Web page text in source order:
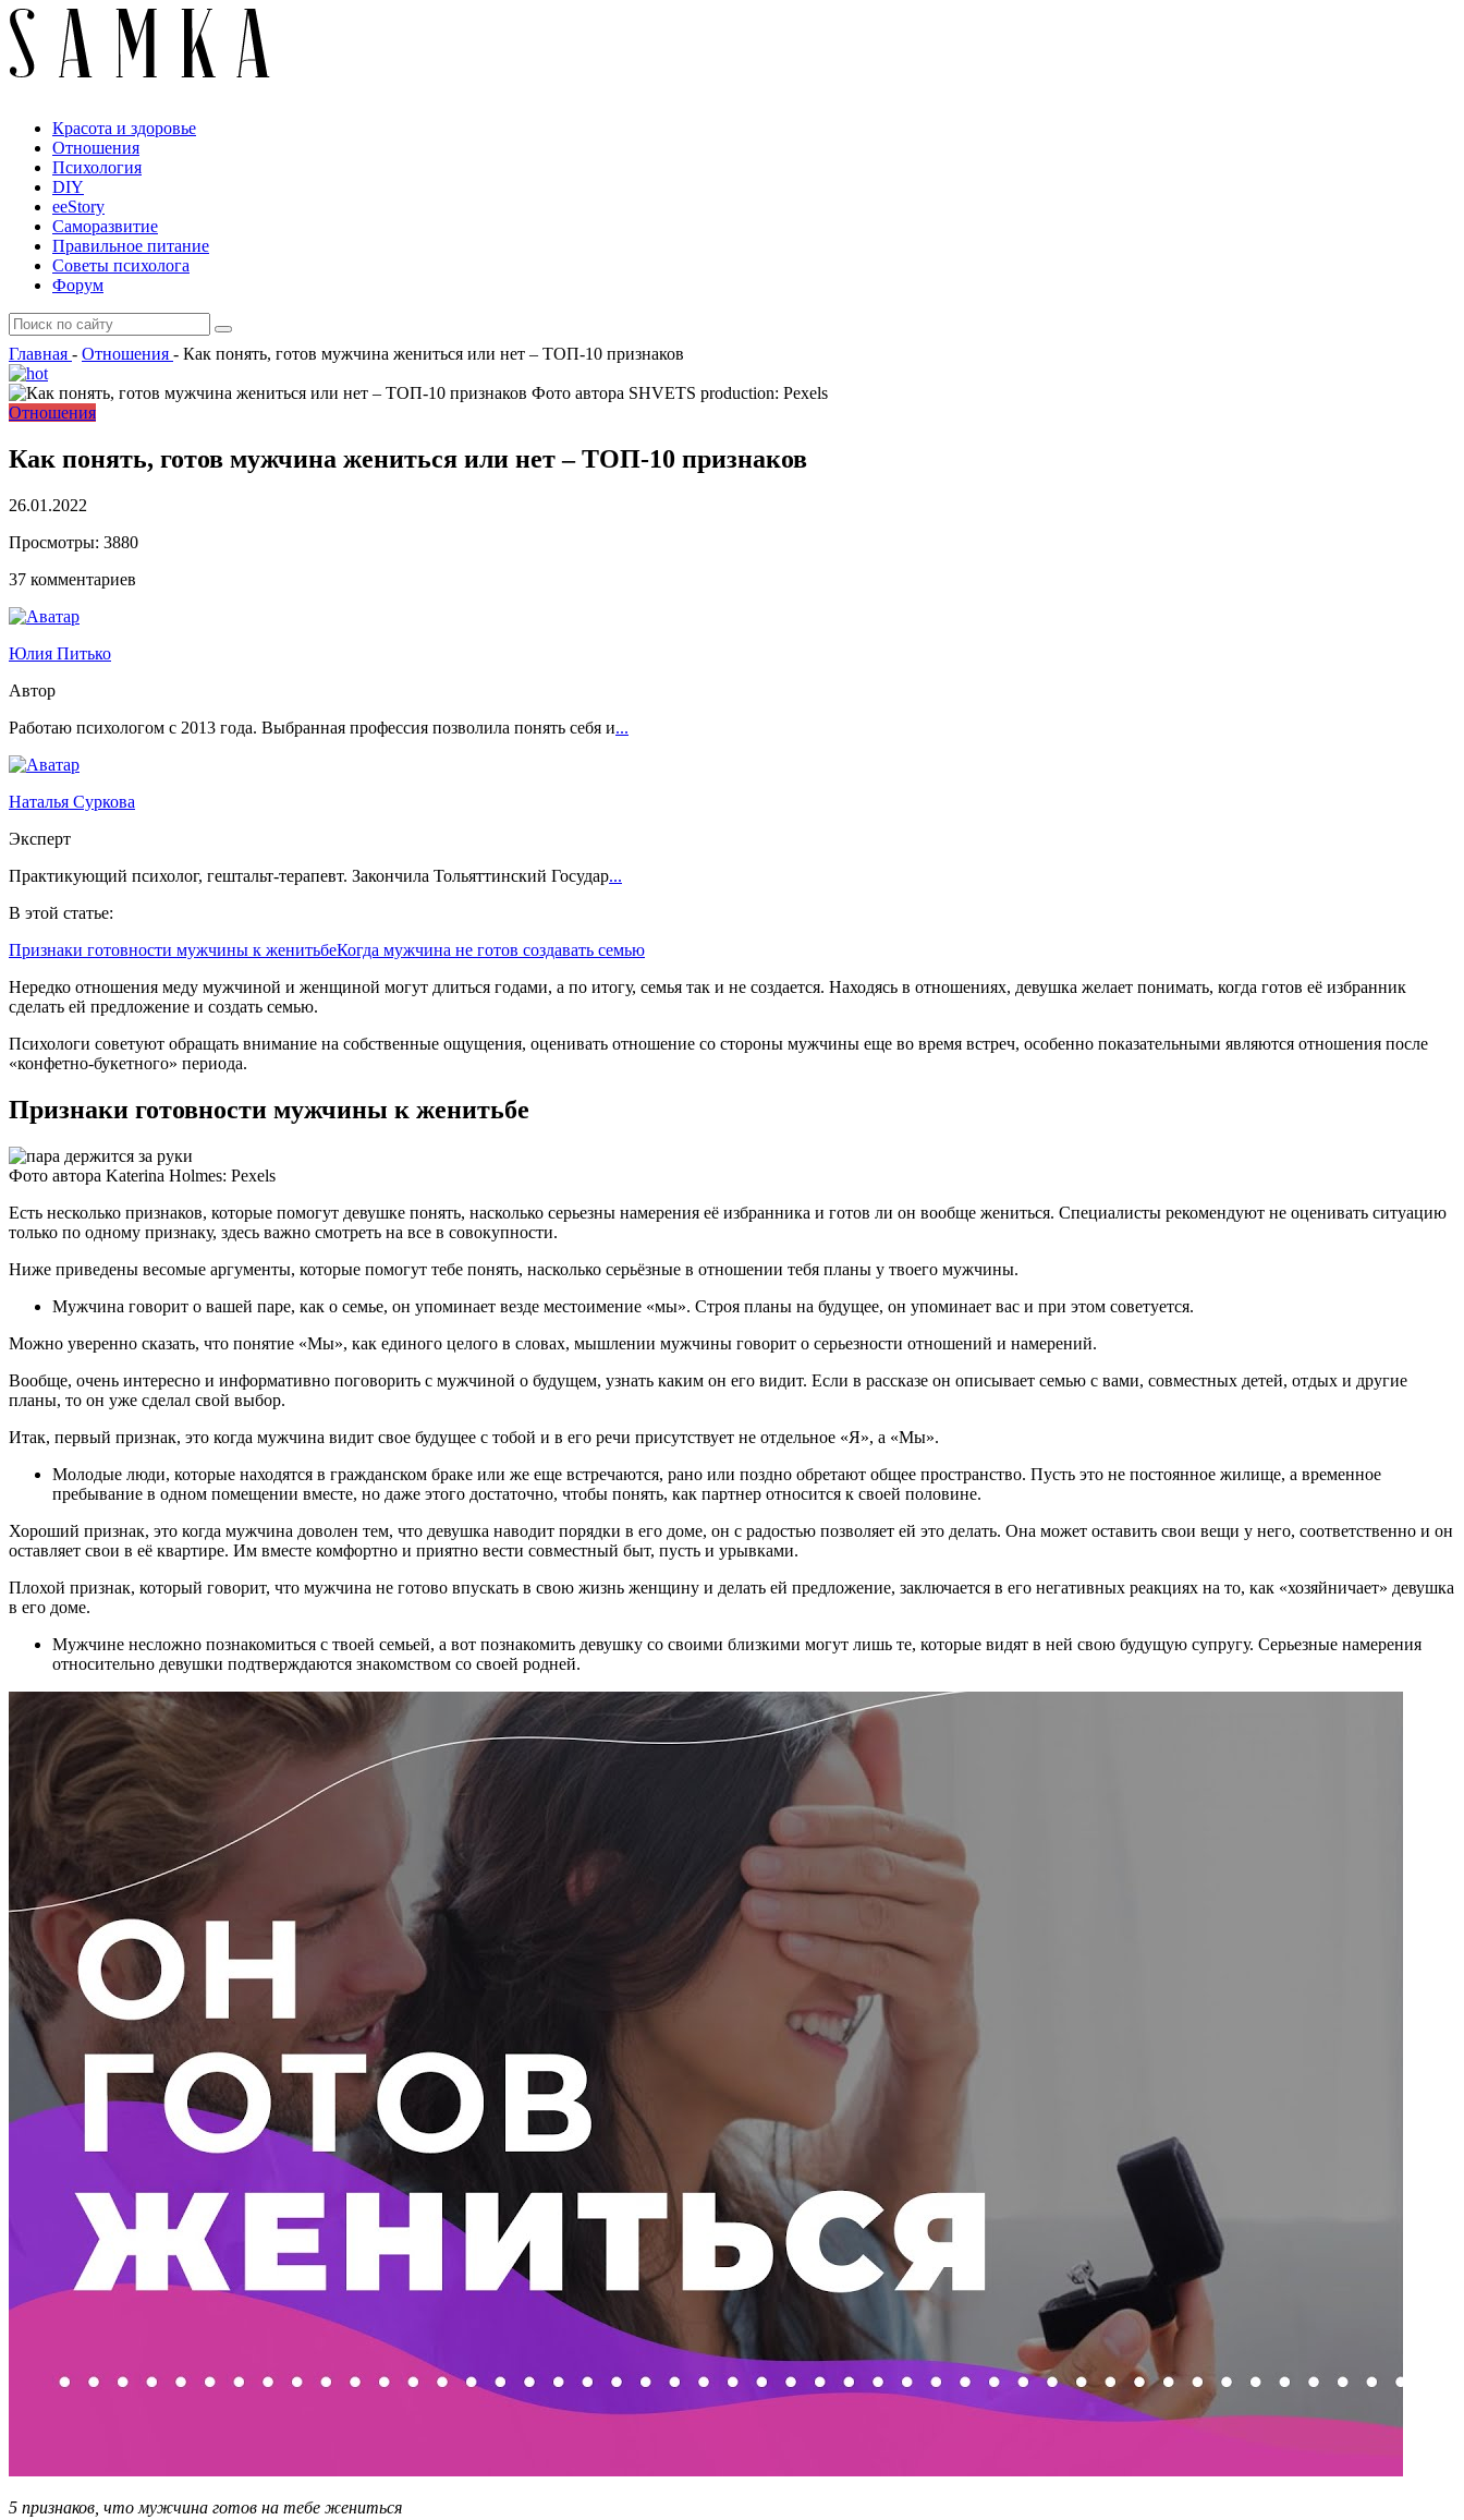
Красота и здоровье
Отношения
Психология
DIY
ееStory
Саморазвитие
Правильное питание
Советы психолога
Форум
Главная - Отношения - Как понять, готов мужчина жениться или нет – ТОП-10 признаков
Фото автора SHVETS production: Pexels
Отношения
Как понять, готов мужчина жениться или нет – ТОП-10 признаков
26.01.2022
Просмотры: 3880
37 комментариев
Юлия Питько
Автор
Работаю психологом с 2013 года. Выбранная профессия позволила понять себя и...
Наталья Суркова
Эксперт
Практикующий психолог, гештальт-терапевт. Закончила Тольяттинский Государ...
В этой статье:
Признаки готовности мужчины к женитьбеКогда мужчина не готов создавать семью
Нередко отношения меду мужчиной и женщиной могут длиться годами, а по итогу, семья так и не создается. Находясь в отношениях, девушка желает понимать, когда готов её избранник
сделать ей предложение и создать семью.
Психологи советуют обращать внимание на собственные ощущения, оценивать отношение со стороны мужчины еще во время встреч, особенно показательными являются отношения после
«конфетно-букетного» периода.
Признаки готовности мужчины к женитьбе
Фото автора Katerina Holmes: Pexels
Есть несколько признаков, которые помогут девушке понять, насколько серьезны намерения её избранника и готов ли он вообще жениться. Специалисты рекомендуют не оценивать ситуацию
только по одному признаку, здесь важно смотреть на все в совокупности.
Ниже приведены весомые аргументы, которые помогут тебе понять, насколько серьёзные в отношении тебя планы у твоего мужчины.
Мужчина говорит о вашей паре, как о семье, он упоминает везде местоимение «мы». Строя планы на будущее, он упоминает вас и при этом советуется.
Можно уверенно сказать, что понятие «Мы», как единого целого в словах, мышлении мужчины говорит о серьезности отношений и намерений.
Вообще, очень интересно и информативно поговорить с мужчиной о будущем, узнать каким он его видит. Если в рассказе он описывает семью с вами, совместных детей, отдых и другие
планы, то он уже сделал свой выбор.
Итак, первый признак, это когда мужчина видит свое будущее с тобой и в его речи присутствует не отдельное «Я», а «Мы».
Молодые люди, которые находятся в гражданском браке или же еще встречаются, рано или поздно обретают общее пространство. Пусть это не постоянное жилище, а временное
пребывание в одном помещении вместе, но даже этого достаточно, чтобы понять, как партнер относится к своей половине.
Хороший признак, это когда мужчина доволен тем, что девушка наводит порядки в его доме, он с радостью позволяет ей это делать. Она может оставить свои вещи у него, соответственно и он
оставляет свои в её квартире. Им вместе комфортно и приятно вести совместный быт, пусть и урывками.
Плохой признак, который говорит, что мужчина не готово впускать в свою жизнь женщину и делать ей предложение, заключается в его негативных реакциях на то, как «хозяйничает» девушка
в его доме.
Мужчине несложно познакомиться с твоей семьей, а вот познакомить девушку со своими близкими могут лишь те, которые видят в ней свою будущую супругу. Серьезные намерения
относительно девушки подтверждаются знакомством со своей родней.
5 признаков, что мужчина готов на тебе жениться